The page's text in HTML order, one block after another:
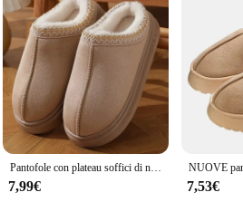
are an investment in comfort and style.
to adapt to your lifestyle, whether you're
summer wardrobe with a touch of
Pantofole con plateau soffici di nuova moda per donna 2024 scarpe invernali in cotone caldo peluche donna Comfort pantofole da casa unisex antiscivolo
7,99€ 7,53€